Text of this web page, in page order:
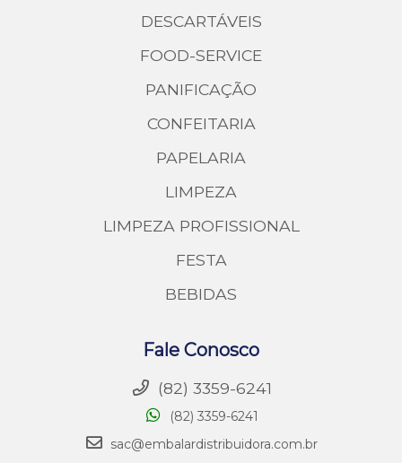
DESCARTÁVEIS
FOOD-SERVICE
PANIFICAÇÃO
CONFEITARIA
PAPELARIA
LIMPEZA
LIMPEZA PROFISSIONAL
FESTA
BEBIDAS
Fale Conosco
(82) 3359-6241
(82) 3359-6241
sac@embalardistribuidora.com.br